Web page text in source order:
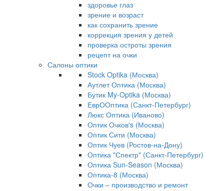
здоровье глаз
зрение и возраст
как сохранить зрение
коррекция зрения у детей
проверка остроты зрения
рецепт на очки
Салоны оптики
Stock Optika (Москва)
Аутлет Оптика (Москва)
Бутик My-Optika (Москва)
ЕврООптика (Санкт-Петербург)
Люкс Оптика (Иваново)
Оптик Очков's (Москва)
Оптик Сити (Москва)
Оптик Чуев (Ростов-на-Дону)
Оптика "Спектр" (Санкт-Петербург)
Оптика Sun-Season (Москва)
Оптика-8 (Москва)
Очки – производство и ремонт